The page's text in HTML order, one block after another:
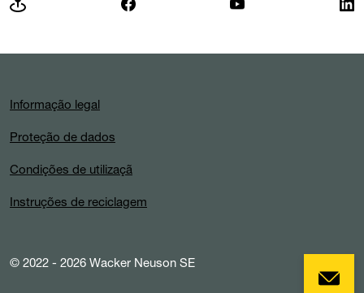
Informação legal
Proteção de dados
Condições de utilizaçã
Instruções de reciclagem
© 2022 - 2026 Wacker Neuson SE